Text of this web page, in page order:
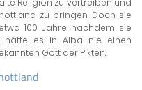
Religion zu vertreiben und
zu bringen. Doch sie
100 Jahre nachdem sie
hätte es in Alba nie einen
Gott der Pikten.